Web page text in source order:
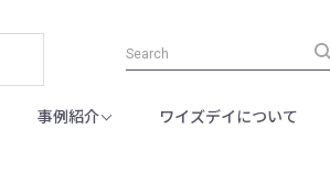
事例紹介 ワイズデイについて